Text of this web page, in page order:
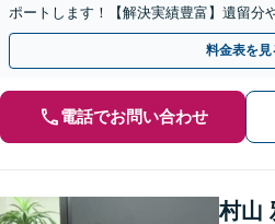
ポートします！【解決実績豊富】遺留分
もお気軽にご相談ください。【他士業と
料金表を見
電話でお問い合わせ
村山